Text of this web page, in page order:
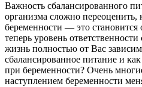
Важность сбалансированного
организма сложно переоценить,
беременности — это
теперь уровень
жизнь полностью от Вас
сбалансированное питание и
при беременности? Очень
наступлением беременности